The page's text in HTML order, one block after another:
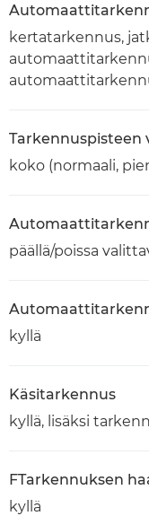
kertatarkennus,
Tarkennuspisteen
koko (normaali,
päällä/poissa
kyllä
Käsitarkennus
kyllä, lisäksi
FTarkennuksen
kyllä